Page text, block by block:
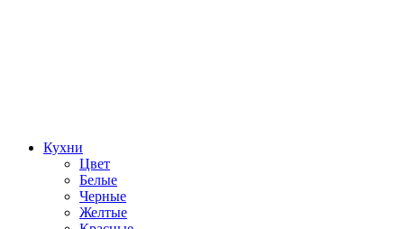
Кухни
Цвет
Белые
Черные
Желтые